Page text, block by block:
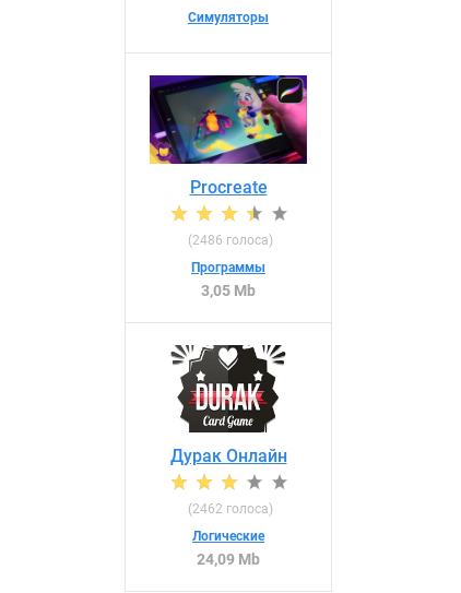
Симуляторы
Procreate
(2486 голоса)
Программы
3,05 Mb
Дурак Онлайн
(2462 голоса)
Логические
24,09 Mb